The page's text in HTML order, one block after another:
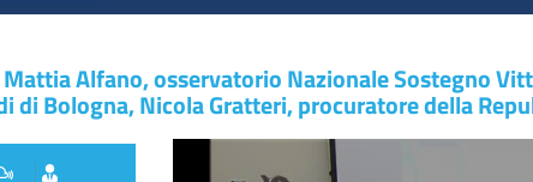
Alfano, osservatorio Nazionale Sostegno
di Bologna, Nicola Gratteri, procuratore della